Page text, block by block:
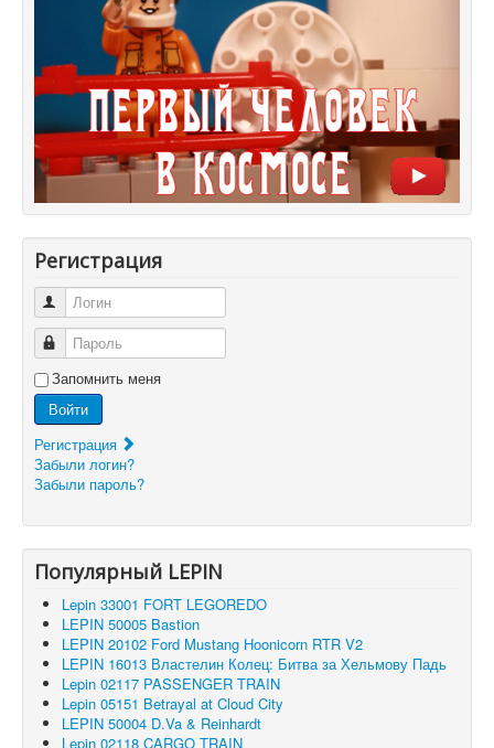
Регистрация
Логин
Пароль
Запомнить меня
Войти
Регистрация
Забыли логин?
Забыли пароль?
Популярный LEPIN
Lepin 33001 FORT LEGOREDO
LEPIN 50005 Bastion
LEPIN 20102 Ford Mustang Hoonicorn RTR V2
LEPIN 16013 Властелин Колец: Битва за Хельмову Падь
Lepin 02117 PASSENGER TRAIN
Lepin 05151 Betrayal at Cloud City
LEPIN 50004 D.Va & Reinhardt
Lepin 02118 CARGO TRAIN